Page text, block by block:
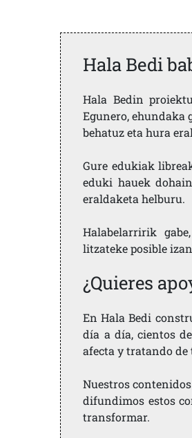
Hala Bedi
Hala Bedin
Egunero, ehundaka
behatuz eta hura
Gure edukiak
eduki hauek
eraldaketa helburu.
Halabelarririk
litzateke posible
¿Quieres
En Hala Bedi
día a día, cientos
afecta y tratando
Nuestros
difundimos estos
transformar.